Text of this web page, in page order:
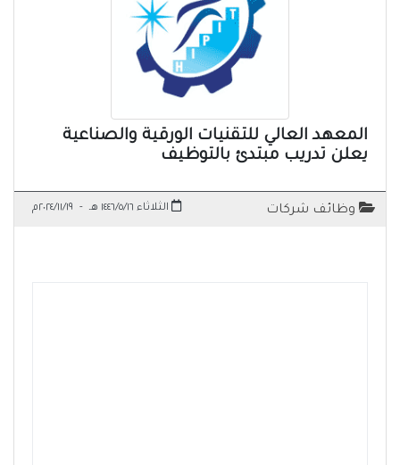
المعهد العالي للتقنيات الورقية والصناعية
يعلن تدريب مبتدئ بالتوظيف
وظائف شركات الثلاثاء ١٤٤٦/٥/١٦ هـ - ٢٠٢٤/١١/١٩م